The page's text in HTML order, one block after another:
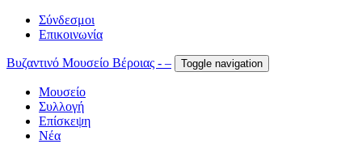
Σύνδεσμοι
Επικοινωνία
Βυζαντινό Μουσείο Βέροιας - – Toggle navigation
Μουσείο
Συλλογή
Επίσκεψη
Νέα